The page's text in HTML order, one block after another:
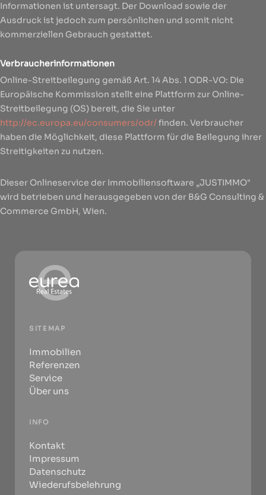
Informationen ist untersagt. Der Download sowie der
Ausdruck ist jedoch zum persönlichen und somit nicht
kommerziellen Gebrauch gestattet.
Verbraucherinformationen
Online-Streitbeilegung gemäß Art. 14 Abs. 1 ODR-VO: Die
Europäische Kommission stellt eine Plattform zur Online-
Streitbeilegung (OS) bereit, die Sie unter
http://ec.europa.eu/consumers/odr/finden. Verbraucher
haben die Möglichkeit, diese Plattform für die Beilegung ihrer
Streitigkeiten zu nutzen.
Dieser Onlineservice der Immobiliensoftware „JUSTIMMO"
wird betrieben und herausgegeben von der B&G Consulting &
Commerce GmbH, Wien.
SITEMAP
Immobilien
Referenzen
Service
Über uns
INFO
Kontakt
Impressum
Datenschutz
Wiederufsbelehrung